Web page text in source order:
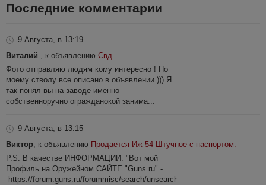
Последние комментарии
9 Августа, в 13:19
Виталий , к объявлению Свд
Фото отправляю людям кому интересно ! По
моему стволу все описано в объявлении ))) Я
так понял вы на заводе именно
собственноручно огражданокой занима...
9 Августа, в 13:15
Виктор, к объявлению Продается Иж-54 Штучное с паспортом.
P.S. В качестве ИНФОРМАЦИИ: "Вот мой
Профиль на Оружейном САЙТЕ "Guns.ru" -
https://forum.guns.ru/forummisc/search/unsearch?